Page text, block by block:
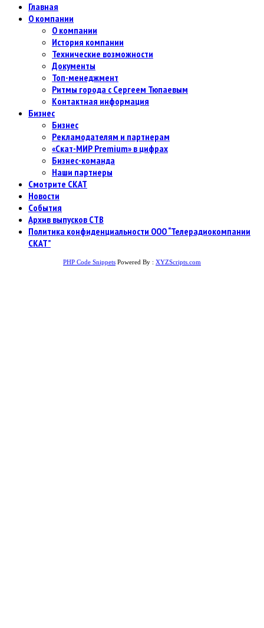
Главная
О компании
О компании
История компании
Технические возможности
Документы
Топ-менеджмент
Ритмы города с Сергеем Тюпаевым
Контактная информация
Бизнес
Бизнес
Рекламодателям и партнерам
«Скат-МИР Premium» в цифрах
Бизнес-команда
Наши партнеры
Смотрите СКАТ
Новости
События
Архив выпусков СТВ
Политика конфиденциальности ООО “Телерадиокомпании
СКАТ”
PHP Code Snippets Powered By : XYZScripts.com